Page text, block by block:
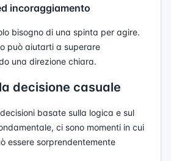
incoraggiamento
bisogno di una spinta per agire.
può aiutarti a superare
una direzione chiara.
decisione casuale
basate sulla logica e sul
ci sono momenti in cui
essere sorprendentemente